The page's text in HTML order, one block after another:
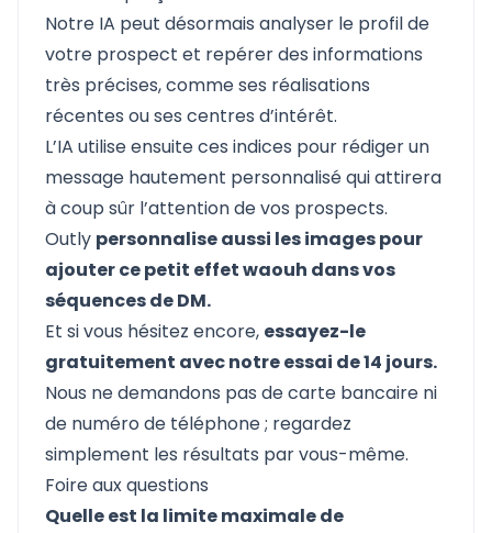
Notre IA peut désormais analyser le profil de
votre prospect et repérer des informations
très précises, comme ses réalisations
récentes ou ses centres d’intérêt.
L’IA utilise ensuite ces indices pour rédiger un
message hautement personnalisé qui attirera
à coup sûr l’attention de vos prospects.
Outly personnalise aussi les images pour
ajouter ce petit effet waouh dans vos
séquences de DM.
Et si vous hésitez encore, essayez-le
gratuitement avec notre essai de 14 jours.
Nous ne demandons pas de carte bancaire ni
de numéro de téléphone ; regardez
simplement les résultats par vous-même.
Foire aux questions
Quelle est la limite maximale de